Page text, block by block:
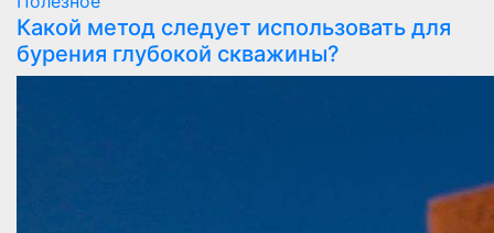
Какой метод следует использовать для
бурения глубокой скважины?